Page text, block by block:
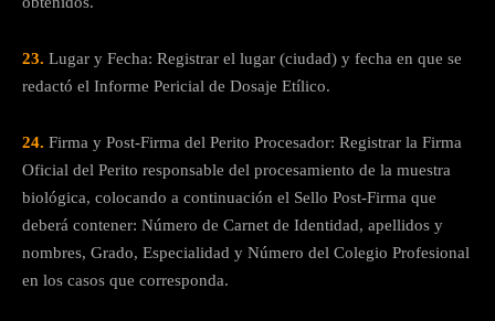
23. Lugar y Fecha: Registrar el lugar (ciudad) y fecha en que se
redactó el Informe Pericial de Dosaje Etílico.
24. Firma y Post-Firma del Perito Procesador: Registrar la Firma
Oficial del Perito responsable del procesamiento de la muestra
biológica, colocando a continuación el Sello Post-Firma que
deberá contener: Número de Carnet de Identidad, apellidos y
nombres, Grado, Especialidad y Número del Colegio Profesional
en los casos que corresponda.